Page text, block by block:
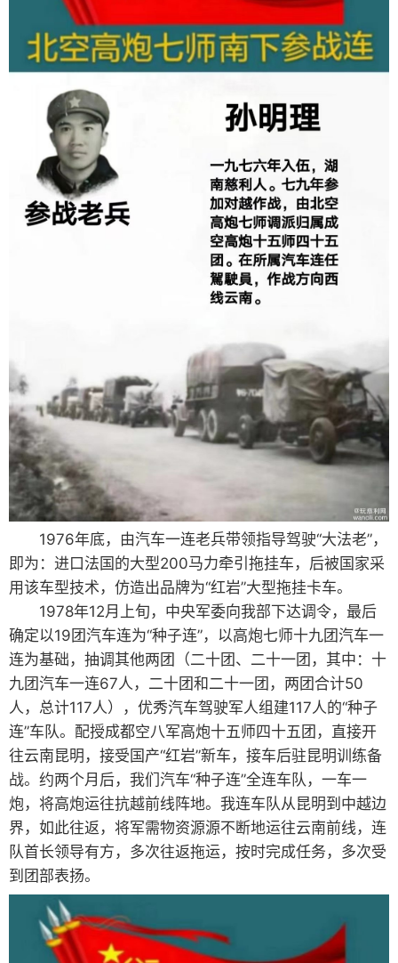
1976年底，由汽车一连老兵带领指导驾驶“大法老”，
即为：进口法国的大型200马力牵引拖挂车，后被国家采
用该车型技术，仿造出品牌为“红岩”大型拖挂卡车。
1978年12月上旬，中央军委向我部下达调令，最后
确定以19团汽车连为“种子连”，以高炮七师十九团汽车一
连为基础，抽调其他两团（二十团、二十一团，其中：十
九团汽车一连67人，二十团和二十一团，两团合计50
人，总计117人），优秀汽车驾驶军人组建117人的“种子
连”车队。配授成都空八军高炮十五师四十五团，直接开
往云南昆明，接受国产“红岩”新车，接车后驻昆明训练备
战。约两个月后，我们汽车“种子连”全连车队，一车一
炮，将高炮运往抗越前线阵地。我连车队从昆明到中越边
界，如此往返，将军需物资源源不断地运往云南前线，连
队首长领导有方，多次往返拖运，按时完成任务，多次受
到团部表扬。